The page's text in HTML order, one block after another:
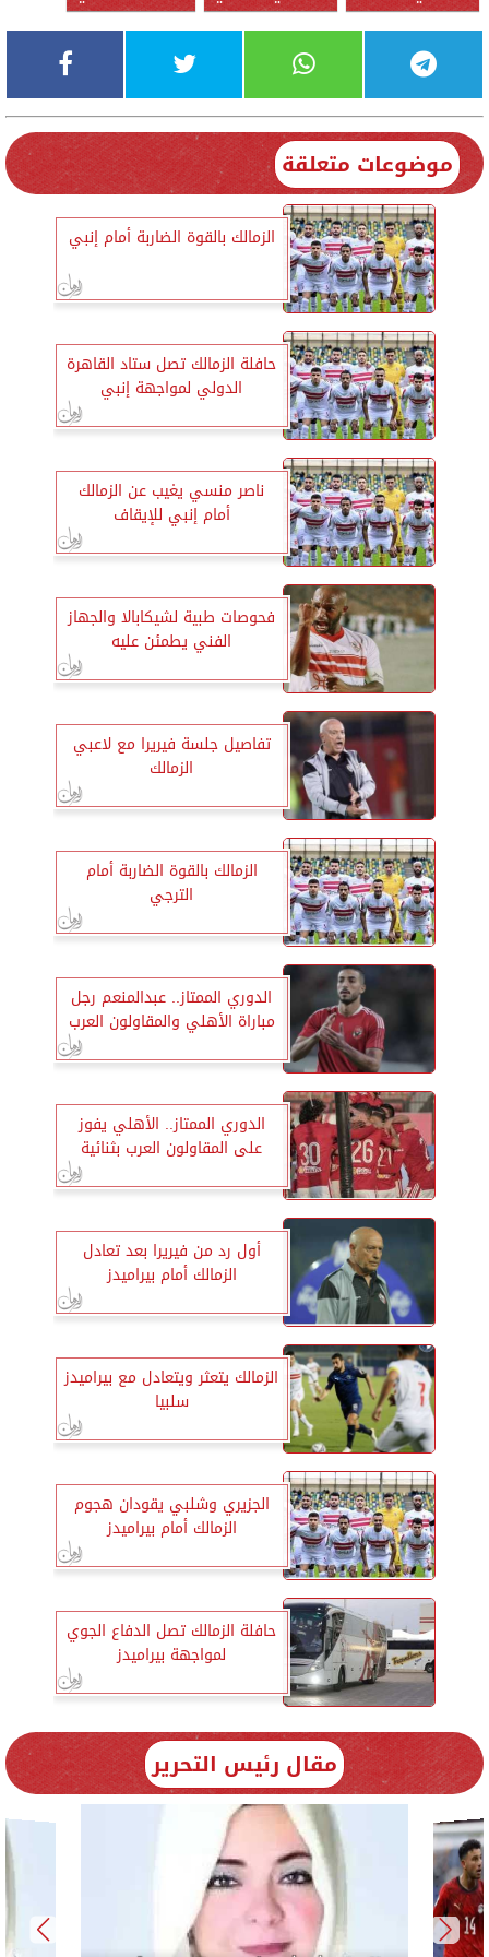
موضوعات متعلقة
الزمالك بالقوة الضاربة أمام إنبي
حافلة الزمالك تصل ستاد القاهرة
الدولي لمواجهة إنبي
ناصر منسي يغيب عن الزمالك
أمام إنبي للإيقاف
فحوصات طبية لشيكابالا والجهاز
الفني يطمئن عليه
تفاصيل جلسة فيريرا مع لاعبي
الزمالك
الزمالك بالقوة الضاربة أمام
الترجي
الدوري الممتاز.. عبدالمنعم رجل
مباراة الأهلي والمقاولون العرب
الدوري الممتاز.. الأهلي يفوز
على المقاولون العرب بثنائية
أول رد من فيريرا بعد تعادل
الزمالك أمام بيراميدز
الزمالك يتعثر ويتعادل مع بيراميدز
سلبيا
الجزيري وشلبي يقودان هجوم
الزمالك أمام بيراميدز
حافلة الزمالك تصل الدفاع الجوي
لمواجهة بيراميدز
مقال رئيس التحرير